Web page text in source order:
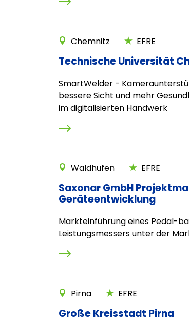
Chemnitz EFRE
Technische Universität
SmartWelder -
bessere Sicht und mehr
im digitalisierten Handwerk
Waldhufen EFRE
Saxonar GmbH
Geräteentwicklung
Markteinführung eines Pedal-
Leistungsmessers unter der
Pirna EFRE
Große Kreisstadt Pirna